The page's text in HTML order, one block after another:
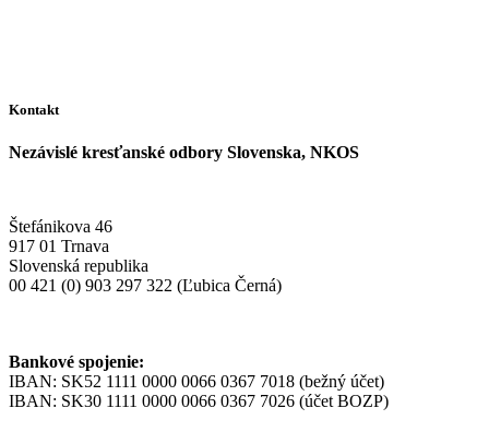
Kontakt
Nezávislé kresťanské odbory Slovenska, NKOS
Štefánikova 46
917 01 Trnava
Slovenská republika
00 421 (0) 903 297 322 (Ľubica Černá)
Bankové spojenie:
IBAN: SK52 1111 0000 0066 0367 7018 (bežný účet)
IBAN: SK30 1111 0000 0066 0367 7026 (účet BOZP)